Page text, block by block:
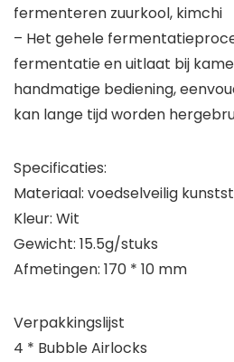
fermenteren zuurkool, kimchi
– Het gehele
fermentatie en uitlaat bij
handmatige bediening,
kan lange tijd worden
Specificaties:
Materiaal: voedselveilig
Kleur: Wit
Gewicht: 15.5g/stuks
Afmetingen: 170 * 10 mm
Verpakkingslijst
4 * Bubble Airlocks